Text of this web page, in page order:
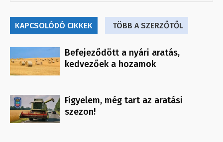
KAPCSOLÓDÓ CIKKEK TÖBB A SZERZŐTŐL
Befejeződött a nyári aratás,
kedvezőek a hozamok
Figyelem, még tart az aratási
szezon!